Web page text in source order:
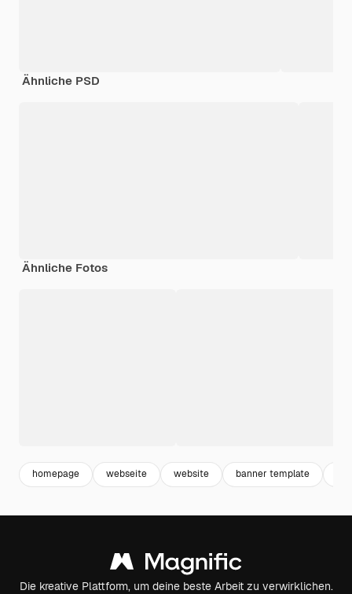
Ähnliche PSD
Ähnliche Fotos
homepage webseite website banner template
Die kreative Plattform, um deine beste Arbeit zu verwirklichen.